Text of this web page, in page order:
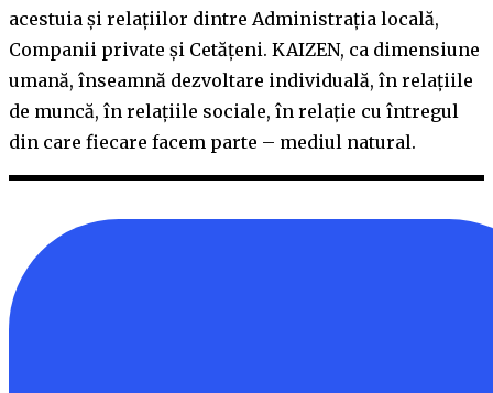
acestuia şi relaţiilor dintre Administraţia locală,
Companii private şi Cetăţeni. KAIZEN, ca dimensiune
umană, înseamnă dezvoltare individuală, în relațiile
de muncă, în relațiile sociale, în relație cu întregul
din care fiecare facem parte – mediul natural.